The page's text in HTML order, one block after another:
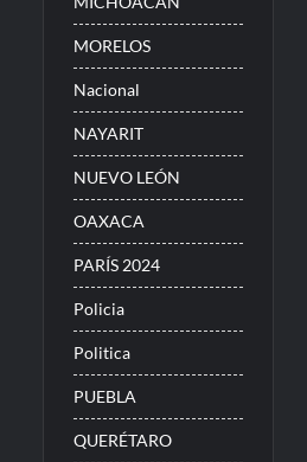
MORELOS
Nacional
NAYARIT
NUEVO LEÓN
OAXACA
PARÍS 2024
Policia
Politica
PUEBLA
QUERÉTARO